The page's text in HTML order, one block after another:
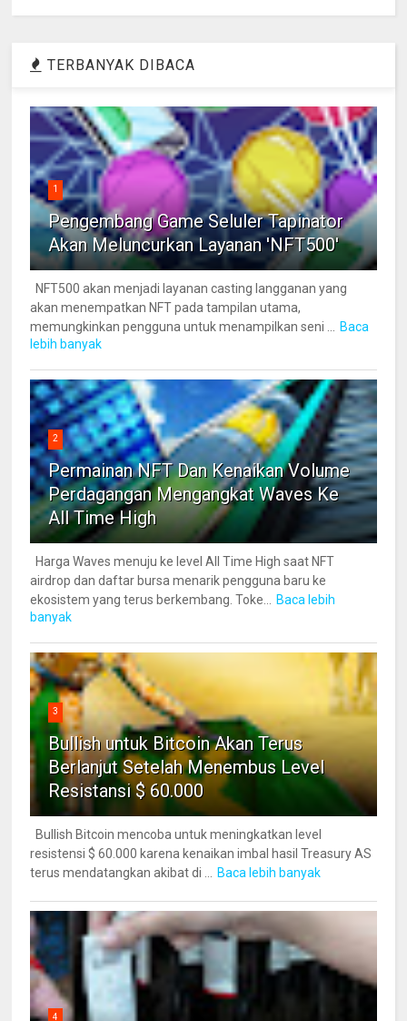
TERBANYAK DIBACA
1
Pengembang Game Seluler Tapinator
Akan Meluncurkan Layanan 'NFT500'
NFT500 akan menjadi layanan casting langganan yang
akan menempatkan NFT pada tampilan utama,
memungkinkan pengguna untuk menampilkan seni ... Baca
lebih banyak
2
Permainan NFT Dan Kenaikan Volume
Perdagangan Mengangkat Waves Ke
All Time High
Harga Waves menuju ke level All Time High saat NFT
airdrop dan daftar bursa menarik pengguna baru ke
ekosistem yang terus berkembang. Toke... Baca lebih
banyak
3
Bullish untuk Bitcoin Akan Terus
Berlanjut Setelah Menembus Level
Resistansi $ 60.000
Bullish Bitcoin mencoba untuk meningkatkan level
resistensi $ 60.000 karena kenaikan imbal hasil Treasury AS
terus mendatangkan akibat di ... Baca lebih banyak
4